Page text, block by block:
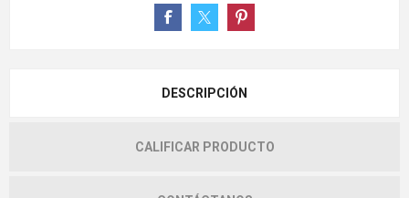
DESCRIPCIÓN
CALIFICAR PRODUCTO